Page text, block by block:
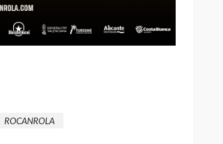
ROCANROLA